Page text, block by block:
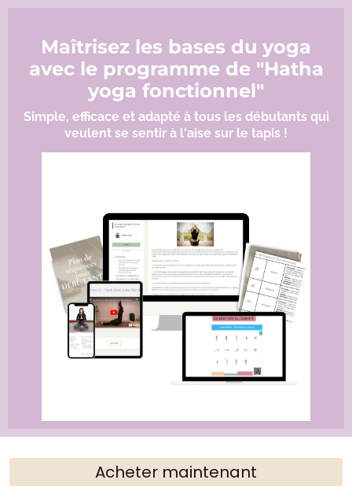
Maîtrisez les bases du yoga
avec le programme de "Hatha
yoga fonctionnel"
Simple, efficace et adapté à tous les débutants qui
veulent se sentir à l'aise sur le tapis !
Acheter maintenant